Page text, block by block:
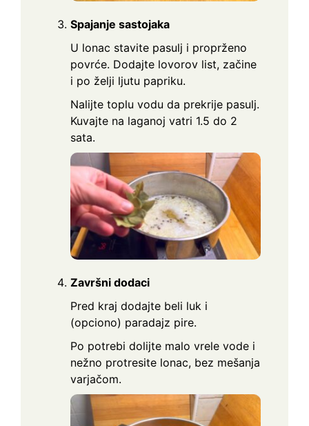
Spajanje sastojaka
U lonac stavite pasulj i proprženo
povrće. Dodajte lovorov list, začine
i po želji ljutu papriku.
Nalijte toplu vodu da prekrije pasulj.
Kuvajte na laganoj vatri 1.5 do 2
sata.
Završni dodaci
Pred kraj dodajte beli luk i
(opciono) paradajz pire.
Po potrebi dolijte malo vrele vode i
nežno protresite lonac, bez mešanja
varjačom.